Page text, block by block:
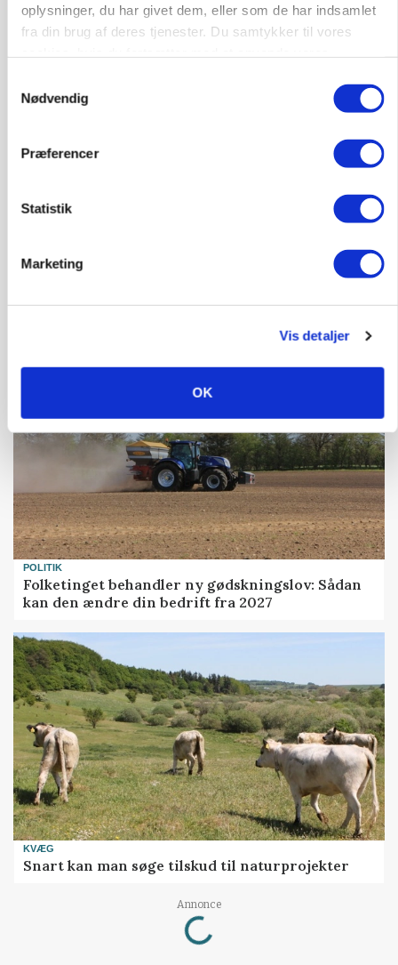
oplysninger, du har givet dem, eller som de har indsamlet
fra din brug af deres tjenester. Du samtykker til vores
Nødvendig
Præferencer
Statistik
Marketing
Vis detaljer
OK
POLITIK
protestgruppe vil demonstrere mod ny
POLITIK
Folketinget behandler ny gødskningslov: Sådan
kan den ændre din bedrift fra 2027
KVÆG
Snart kan man søge tilskud til naturprojekter
Annonce
Loading...